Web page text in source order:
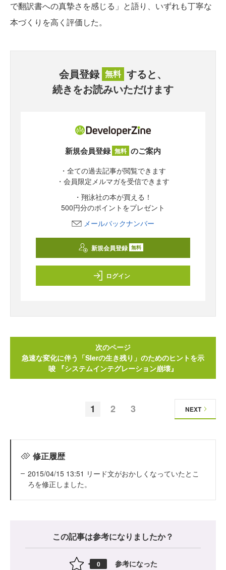
で翻訳書への真摯さを感じる」と語り、いずれも丁寧な
本づくりを高く評価した。
会員登録 無料 すると、
続きをお読みいただけます
新規会員登録 無料 のご案内
・全ての過去記事が閲覧できます
・会員限定メルマガを受信できます
・翔泳社の本が買える！
500円分のポイントをプレゼント
メールバックナンバー
新規会員登録 無料
ログイン
次のページ
急速な変化に伴う「SIerの生き残り」のためのヒントを示
唆 『システムインテグレーション崩壊』
1 2 3 NEXT
修正履歴
2015/04/15 13:51 リード文がおかしくなっていたとこ
ろを修正しました。
この記事は参考になりましたか？
0 参考になった